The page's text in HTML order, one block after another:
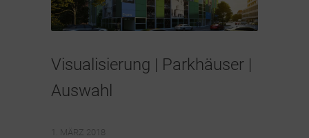
Visualisierung | Parkhäuser |
Auswahl
1. MÄRZ 2018